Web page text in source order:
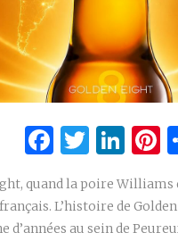
quand la poire Williams
L’histoire de
d’années au sein de